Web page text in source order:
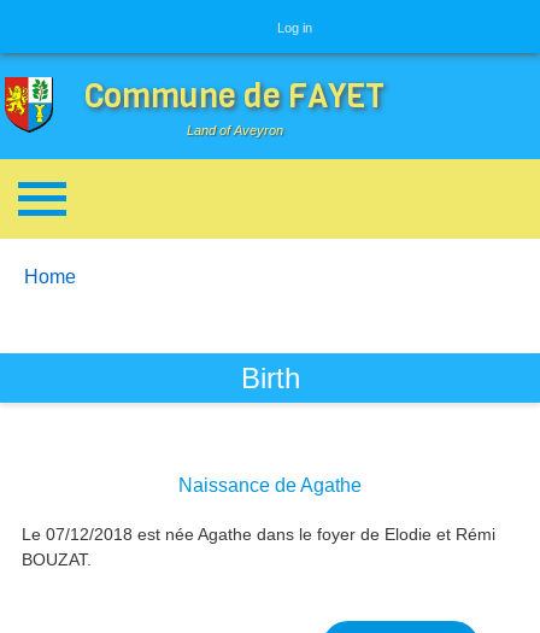
Log in
Commune de FAYET
Land of Aveyron
Breadcrumbs
You are here:
Home
Birth
Naissance de Agathe
Le 07/12/2018 est née Agathe dans le foyer de Elodie et Rémi
BOUZAT.